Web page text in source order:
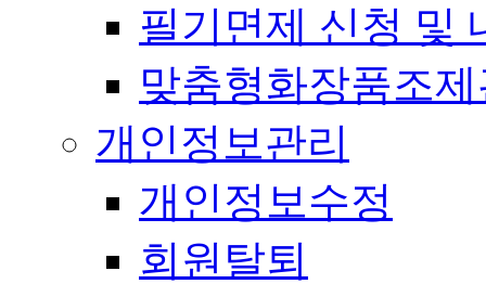
필기면제 신청 및
맞춤형화장품조
개인정보관리
개인정보수정
회원탈퇴